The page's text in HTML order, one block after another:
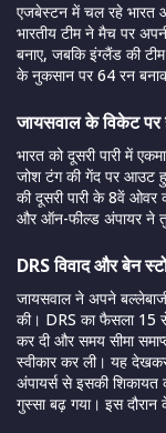
एजबेस्टन में चल रहे
भारतीय टीम ने मैच पर
बनाए, जबकि इंग्लैंड की
के नुकसान पर 64 रन
जायसवाल के विकेट पर
भारत को दूसरी पारी में
जोश टंग की गेंद पर आउट
की दूसरी पारी के 8वें
और ऑन-फील्ड अंपायर ने
DRS विवाद और बेन
जायसवाल ने अपने
की। DRS का फैसला 15
कर दी और समय सीमा
स्वीकार कर ली। यह
अंपायर्स से इसकी शिकायत
गुस्सा बढ़ गया। इस